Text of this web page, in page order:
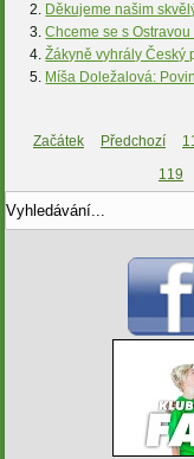
Děkujeme našim
Chceme se s
Žákyně vyhrály Český
Míša Doležalová:
Začátek
Předchozí
119